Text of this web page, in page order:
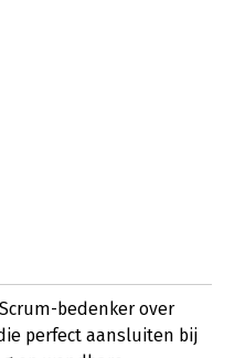
bedenker over
perfect aansluiten bij